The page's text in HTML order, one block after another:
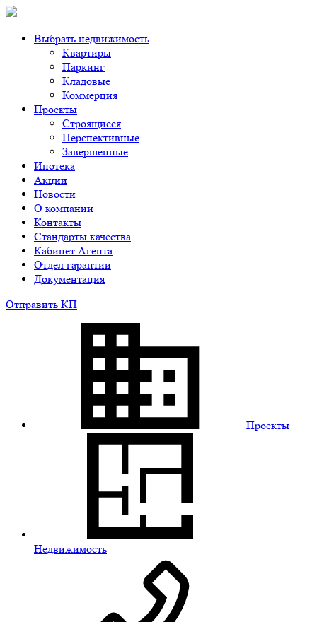
Выбрать недвижимость
Квартиры
Паркинг
Кладовые
Коммерция
Проекты
Строящиеся
Перспективные
Завершенные
Ипотека
Акции
Новости
О компании
Контакты
Стандарты качества
Кабинет Агента
Отдел гарантии
Документация
Отправить КП
Проекты
Недвижимость